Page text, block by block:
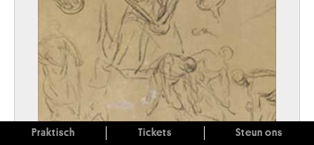
Praktisch Tickets Steun ons